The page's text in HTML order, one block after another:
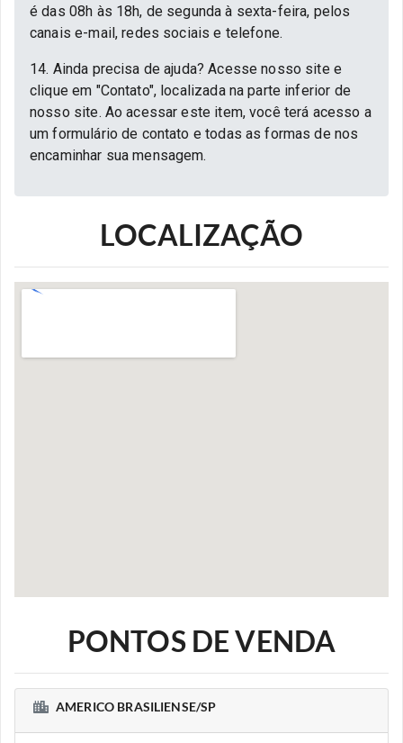
é das 08h às 18h, de segunda à sexta-feira, pelos
canais e-mail, redes sociais e telefone.
14. Ainda precisa de ajuda? Acesse nosso site e
clique em "Contato", localizada na parte inferior de
nosso site. Ao acessar este item, você terá acesso a
um formulário de contato e todas as formas de nos
encaminhar sua mensagem.
LOCALIZAÇÃO
PONTOS DE VENDA
AMERICO BRASILIENSE/SP